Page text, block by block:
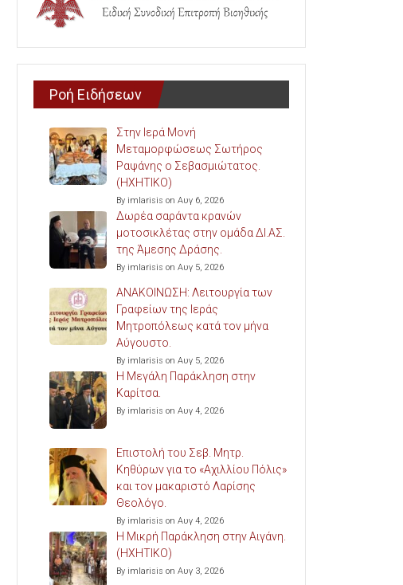
Ροή Ειδήσεων
Στην Ιερά Μονή
Μεταμορφώσεως Σωτήρος
Ραψάνης ο Σεβασμιώτατος.
(ΗΧΗΤΙΚΟ)
By imlarisis on Αυγ 6, 2026
Δωρέα σαράντα κρανών
μοτοσικλέτας στην ομάδα ΔΙ.ΑΣ.
της Άμεσης Δράσης.
By imlarisis on Αυγ 5, 2026
ΑΝΑΚΟΙΝΩΣΗ: Λειτουργία των
Γραφείων της Ιεράς
Μητροπόλεως κατά τον μήνα
Αύγουστο.
By imlarisis on Αυγ 5, 2026
Η Μεγάλη Παράκληση στην
Καρίτσα.
By imlarisis on Αυγ 4, 2026
Επιστολή του Σεβ. Μητρ.
Κηθύρων για το «Αχιλλίου Πόλις»
και τον μακαριστό Λαρίσης
Θεολόγο.
By imlarisis on Αυγ 4, 2026
Η Μικρή Παράκληση στην Αιγάνη.
(ΗΧΗΤΙΚΟ)
By imlarisis on Αυγ 3, 2026